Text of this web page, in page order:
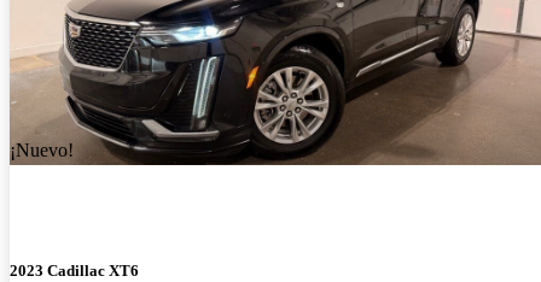
¡Nuevo!
2023 Cadillac XT6